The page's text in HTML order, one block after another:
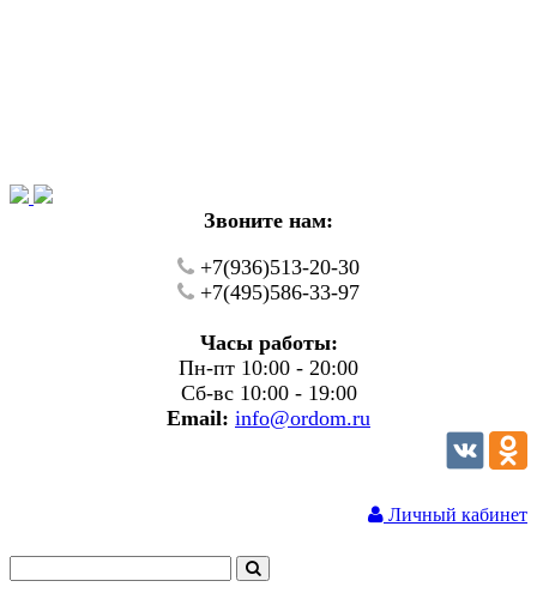
Звоните нам:
+7(936)513-20-30
+7(495)586-33-97
Часы работы:
Пн-пт 10:00 - 20:00
Сб-вс 10:00 - 19:00
Email: info@ordom.ru
Личный кабинет